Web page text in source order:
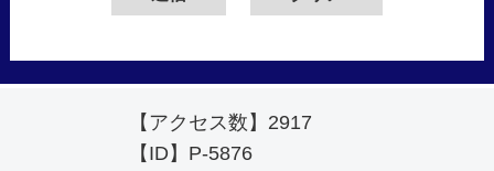
【アクセス数】 2917
【ID】 P-5876